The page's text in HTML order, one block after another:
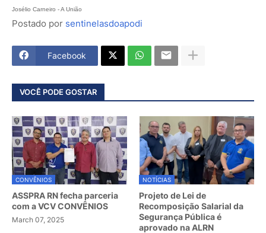
Josélio Carneiro - A União
Postado por sentinelasdoapodi
Facebook
VOCÊ PODE GOSTAR
CONVÊNIOS
ASSPRA RN fecha parceria
com a VCV CONVÊNIOS
March 07, 2025
NOTÍCIAS
Projeto de Lei de
Recomposição Salarial da
Segurança Pública é
aprovado na ALRN